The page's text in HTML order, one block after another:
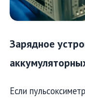
Зарядное
Если